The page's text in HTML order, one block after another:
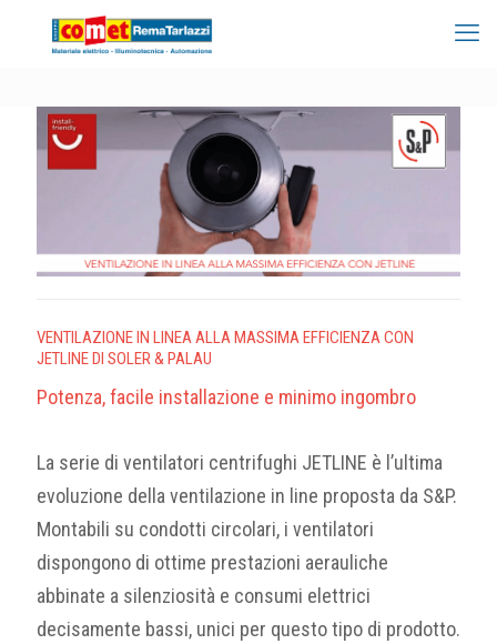
VENTILAZIONE IN LINEA ALLA MASSIMA EFFICIENZA CON
JETLINE DI SOLER & PALAU
Potenza, facile installazione e minimo ingombro
La serie di ventilatori centrifughi JETLINE è l’ultima
evoluzione della ventilazione in line proposta da S&P.
Montabili su condotti circolari, i ventilatori
dispongono di ottime prestazioni aerauliche
abbinate a silenziosità e consumi elettrici
decisamente bassi, unici per questo tipo di prodotto.